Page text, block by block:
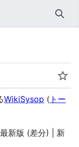
検索
ウ
WikiSysop ( トー
新版 (差分) | 新